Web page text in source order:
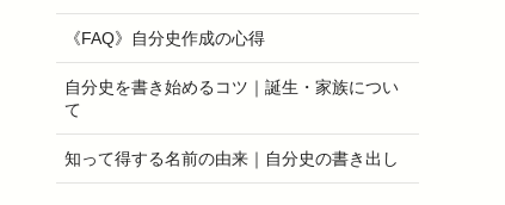
《FAQ》自分史作成の心得
自分史を書き始めるコツ｜誕生・家族につい
て
知って得する名前の由来｜自分史の書き出し